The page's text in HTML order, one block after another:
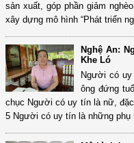
sản xuất, góp phần giảm
xây dựng mô hình “Phát triển
Nghệ An:
Khe Ló
Người có
ông đứng
chục Người có uy tín là nữ,
5 Người có uy tín là những phụ